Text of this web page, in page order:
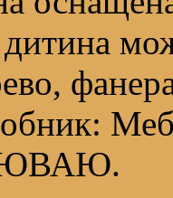
дитина
ЮВАЮ.